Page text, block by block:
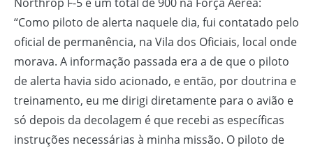
“Como piloto de alerta naquele dia, fui contatado pelo
oficial de permanência, na Vila dos Oficiais, local onde
morava. A informação passada era a de que o piloto
de alerta havia sido acionado, e então, por doutrina e
treinamento, eu me dirigi diretamente para o avião e
só depois da decolagem é que recebi as específicas
instruções necessárias à minha missão. O piloto de